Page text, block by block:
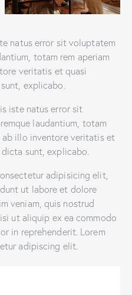
natus error sit voluptatem
totam rem aperiam
veritatis et quasi
explicabo.
iste natus error sit
laudantium, totam
ab illo inventore veritatis et
sunt, explicabo.
adipisicing elit,
ut labore et dolore
veniam, quis nostrud
ut aliquip ex ea commodo
in reprehenderit. Lorem
adipiscing elit.